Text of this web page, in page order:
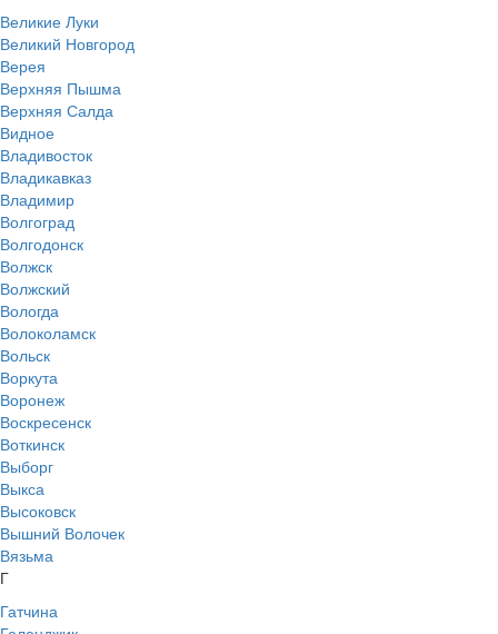
Великие Луки
Великий Новгород
Верея
Верхняя Пышма
Верхняя Салда
Видное
Владивосток
Владикавказ
Владимир
Волгоград
Волгодонск
Волжск
Волжский
Вологда
Волоколамск
Вольск
Воркута
Воронеж
Воскресенск
Воткинск
Выборг
Выкса
Высоковск
Вышний Волочек
Вязьма
Г
Гатчина